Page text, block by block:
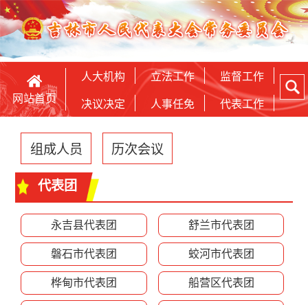
网站首页
人大机构 立法工作 监督工作
决议决定 人事任免 代表工作
组成人员 历次会议
代表团
永吉县代表团 舒兰市代表团
磐石市代表团 蛟河市代表团
桦甸市代表团 船营区代表团